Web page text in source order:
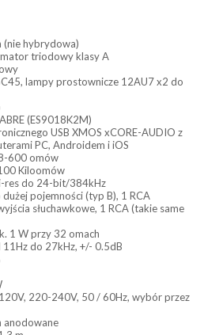
(nie hybrydowa)
triodowy klasy A
lampy prostownicze 12AU7 x2 do
(ES9018K2M)
USB XMOS xCORE-AUDIO z
PC, Androidem i iOS
600 omów
Kiloomów
res do 24-bit/384kHz
dużej pojemności (typ B), 1 RCA
słuchawkowe, 1 RCA (takie same
1 W przy 32 omach
11Hz do 27kHz, +/- 0.5dB
220-240V, 50 / 60Hz, wybór przez
anodowane